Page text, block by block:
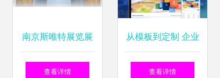
南京斯唯特展览展
示 专业工厂铸就品
查看详情
从模板到定制 企业
网站建设的全方位
查看详情